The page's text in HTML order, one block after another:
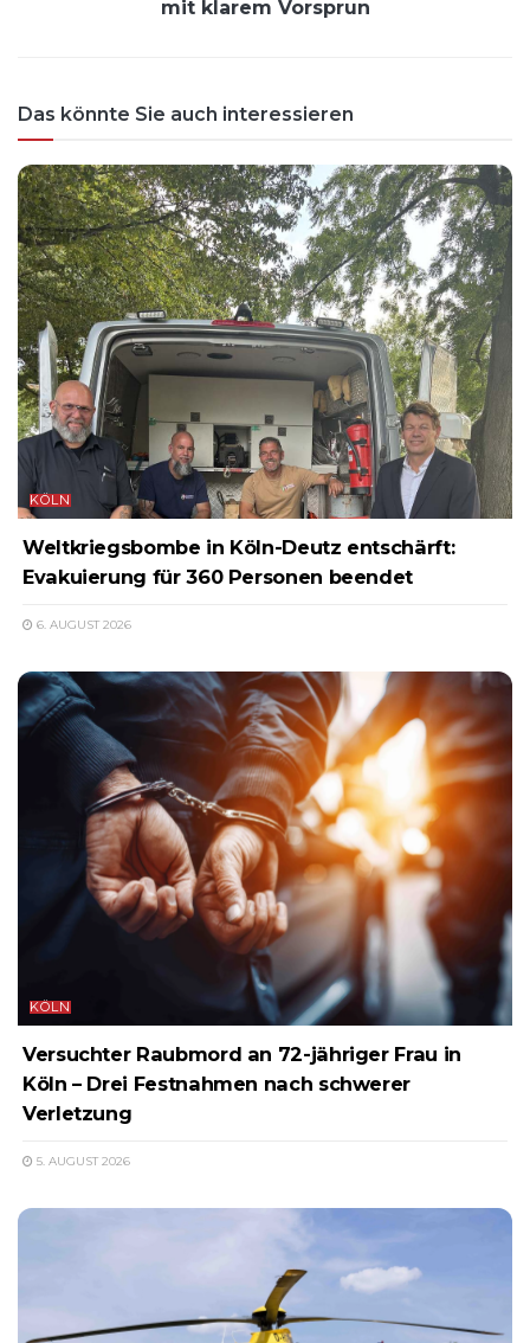
mit klarem Vorsprun
Das könnte Sie auch interessieren
KÖLN
Weltkriegsbombe in Köln-Deutz entschärft:
Evakuierung für 360 Personen beendet
6. AUGUST 2026
KÖLN
Versuchter Raubmord an 72-jähriger Frau in
Köln – Drei Festnahmen nach schwerer
Verletzung
5. AUGUST 2026